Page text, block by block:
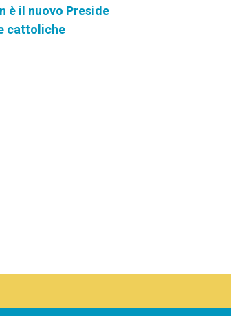
è il nuovo Preside
cattoliche